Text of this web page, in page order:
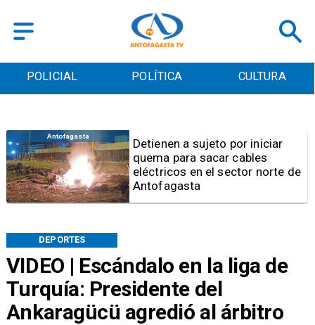
POLICIAL POLÍTICA CULTURA
VIDEO | Escándalo en la liga de
Turquía: Presidente del
Ankaragücü agredió al árbitro
DEPORTES
Antofagasta
Detienen a sujeto por iniciar
quema para sacar cables
eléctricos en el sector norte de
Antofagasta